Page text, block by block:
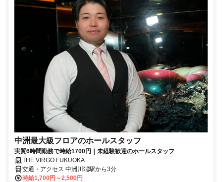
中洲最大級フロアのホールスタッフ
実質6時間勤務で時給1700円｜未経験歓迎のホールスタッフ
THE VIRGO FUKUOKA
交通・アクセス 中洲川端駅から3分
時給1,700円～2,500円